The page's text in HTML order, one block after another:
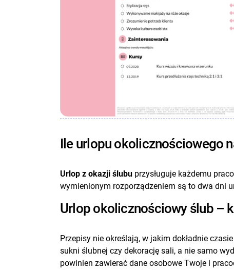
Ile urlopu okolicznościowego
Urlop z okazji ślubu przysługuje każdemu
wymienionym rozporządzeniem są to dwa dni
Urlop okolicznościowy ślub –
Przepisy nie określają, w jakim dokładnie
sukni ślubnej czy dekorację sali, a nie samo
powinien zawierać dane osobowe Twoje i